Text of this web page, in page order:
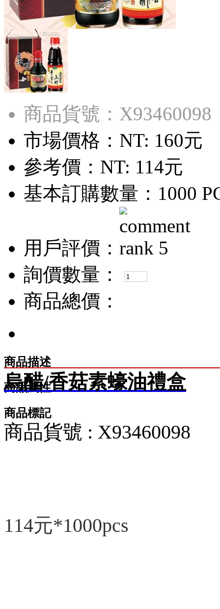
商品貨號：X93460098
市場價格： NT: 160元
參考價： NT: 114元
基本訂購數量：1000
用戶評價：
詢價數量：
商品總價：
商品描述
商品屬性
商品標記
烏醋/香菇素蠔油禮盒
商品貨號 : X93460098
114元*1000pcs